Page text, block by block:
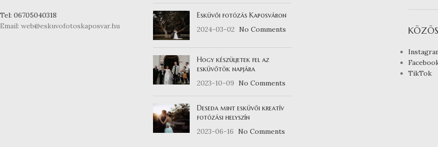
Tel: 06705040318
Email: web@eskuvofotoskaposvar.hu
Esküvői fotózás Kaposváron
2024-03-02
No Comments
Hogy készüljetek fel az
esküvőtök napjára
2023-10-09
No Comments
Deseda mint esküvői kreatív
fotózási helyszín
2023-06-16
No Comments
TikTok